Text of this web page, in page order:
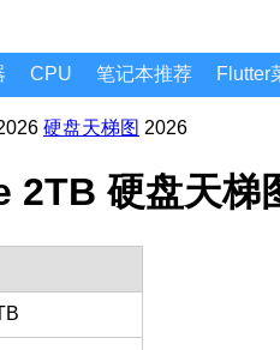
CPU 笔记本推荐 Flutter
硬盘天梯图 2026
硬盘天梯